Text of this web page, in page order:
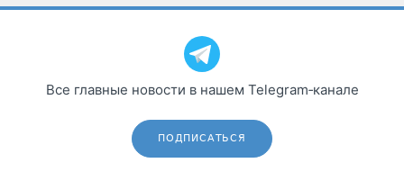
Все главные новости в нашем Telegram‑канале
ПОДПИСАТЬСЯ